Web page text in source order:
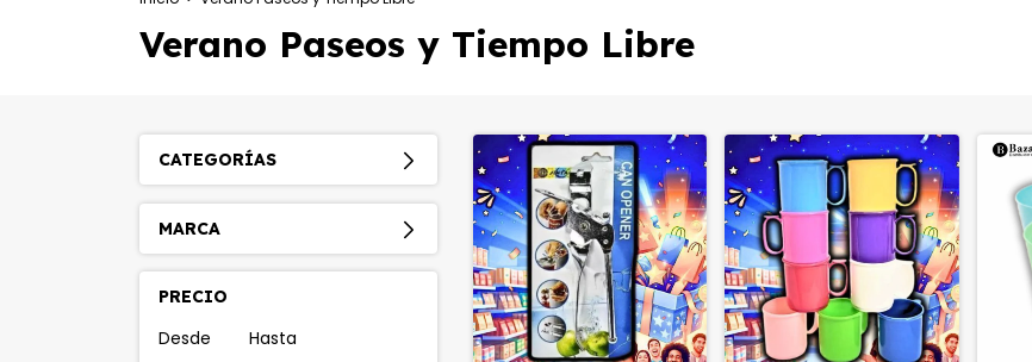
Verano Paseos y Tiempo Libre
CATEGORÍAS
MARCA
PRECIO
Desde Hasta